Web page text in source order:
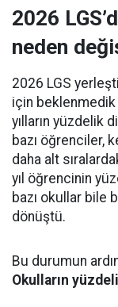
2026
neden
2026 LGS
için beklenmedik
yılların yüzdelik
bazı öğrenciler,
daha alt
yıl öğrencinin
bazı okullar bile
dönüştü.
Bu durumun
Okulların